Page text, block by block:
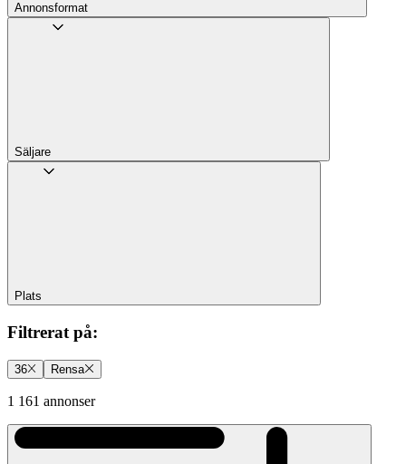
Annons­format
Säljare
Plats
Filtrerat på:
36 Rensa
1 161 annonser